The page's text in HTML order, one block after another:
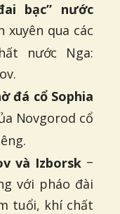
bạc” nước
xuyên qua các
nước Nga:
đá cổ Sophia
Novgorod cổ
và Izborsk–
với pháo đài
tuổi, khí chất